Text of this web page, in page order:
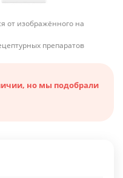
от изображённого на
препаратов
но мы подобрали